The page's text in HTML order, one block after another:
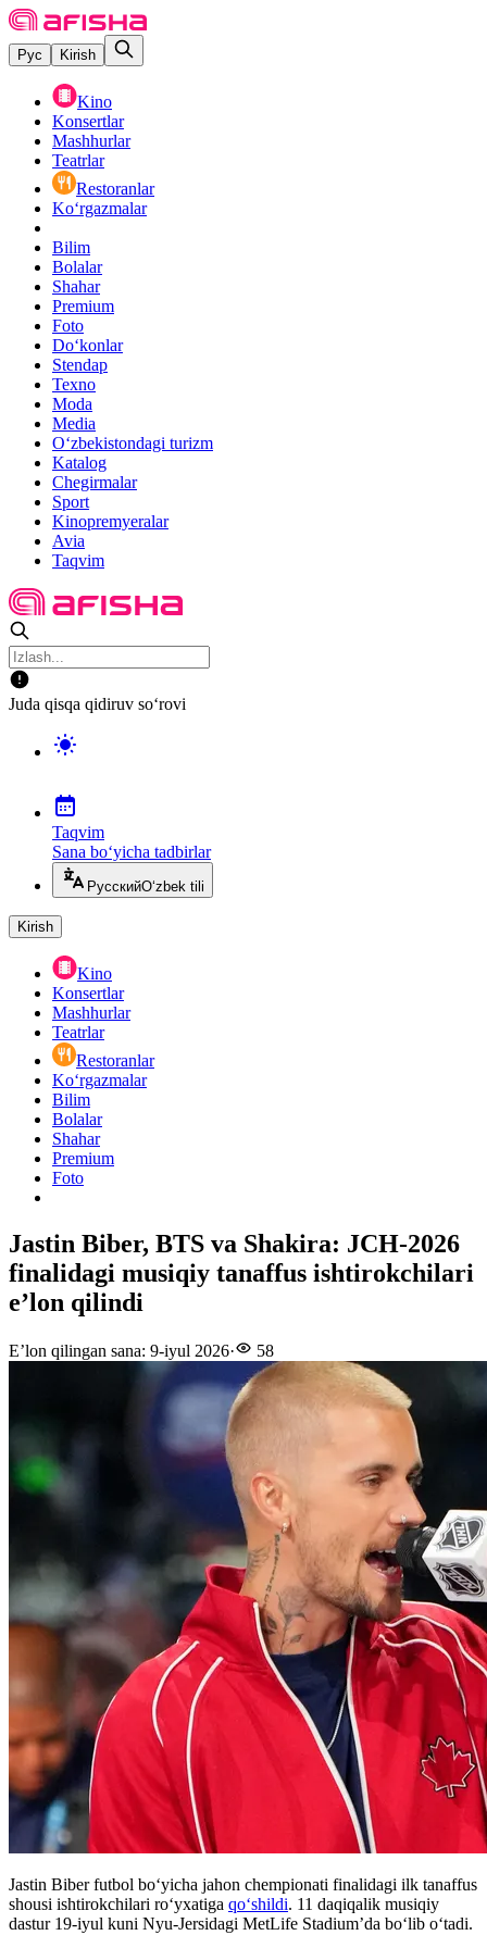
Рус Kirish
Kino
Konsertlar
Mashhurlar
Teatrlar
Restoranlar
Ko‘rgazmalar
Bilim
Bolalar
Shahar
Premium
Foto
Do‘konlar
Stendap
Texno
Moda
Media
O‘zbekistondagi turizm
Katalog
Chegirmalar
Sport
Kinopremyeralar
Avia
Taqvim
Juda qisqa qidiruv so‘rovi
Taqvim
Sana bo‘yicha tadbirlar
РусскийO‘zbek tili
Kirish
Kino
Konsertlar
Mashhurlar
Teatrlar
Restoranlar
Ko‘rgazmalar
Bilim
Bolalar
Shahar
Premium
Foto
Jastin Biber, BTS va Shakira: JCH-2026
finalidagi musiqiy tanaffus ishtirokchilari
e’lon qilindi
E’lon qilingan sana: 9-iyul 2026· 58
Jastin Biber futbol bo‘yicha jahon chempionati finalidagi ilk tanaffus
shousi ishtirokchilari ro‘yxatiga qo‘shildi. 11 daqiqalik musiqiy
dastur 19-iyul kuni Nyu-Jersidagi MetLife Stadium’da bo‘lib o‘tadi.